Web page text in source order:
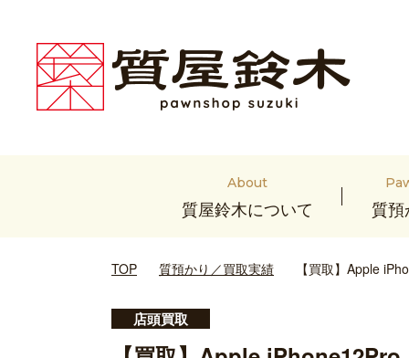
About
質屋鈴木について 質
TOP 質預かり／買取実績 【買取】Apple
店頭買取